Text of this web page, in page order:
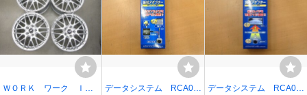
ＷＯＲＫ ワーク ＩＬ
データシステム RCA00
データシステム RCA07